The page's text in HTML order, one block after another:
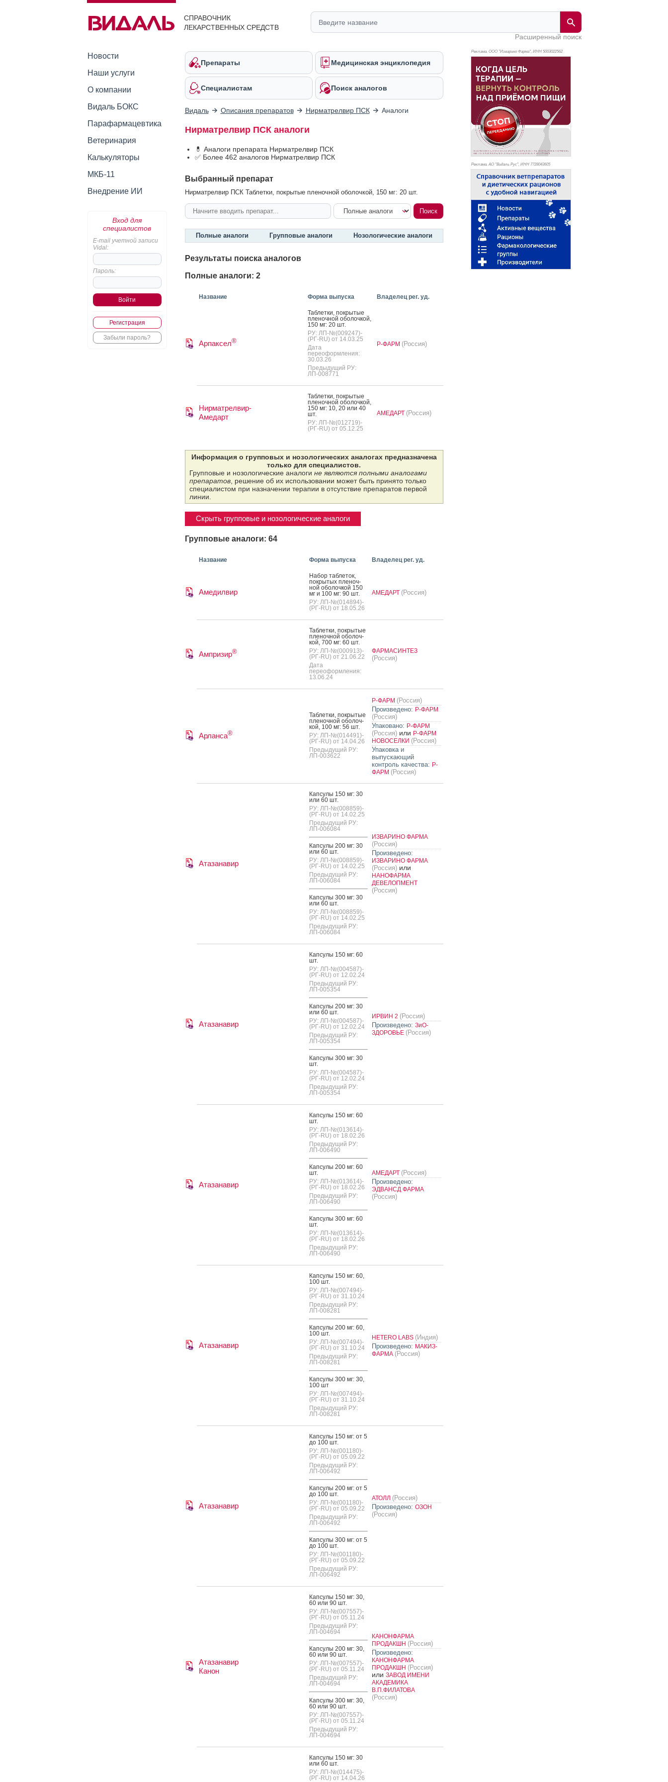
СПРАВОЧНИК
ЛЕКАРСТВЕННЫХ СРЕДСТВ
Расширенный поиск
Новости
Наши услуги
О компании
Видаль БОКС
Парафармацевтика
Ветеринария
Калькуляторы
МКБ-11
Внедрение ИИ
Вход для
специалистов
E-mail учетной записи
Vidal:
Пароль:
Регистрация
Забыли пароль?
Препараты Медицинская энциклопедия
Специалистам Поиск аналогов
Видаль Описания препаратов Нирматрелвир ПСК Аналоги
Нирматрелвир ПСК аналоги
💊 Аналоги препарата Нирматрелвир ПСК
✅ Более 462 аналогов Нирматрелвир ПСК
Выбранный препарат
Нирматрелвир ПСК Таблетки, покрытые пленочной оболочкой, 150 мг: 20 шт.
Полные аналоги Групповые аналоги Нозологические аналоги
Результаты поиска аналогов
Полные аналоги: 2
Название Форма выпуска Владелец рег. уд.
Арпаксел®
Таб­летки, пок­ры­тые
пле­ноч­ной обо­лоч­кой,
150 мг: 20 шт.
РУ: ЛП-№(009247)-
(РГ-RU) от 14.03.25
Дата
переоформления:
30.03.26
Предыдущий РУ:
ЛП-008771
Р-ФАРМ (Россия)
Нирматрелвир-
Амедарт
Таб­летки, пок­ры­тые
пле­ноч­ной обо­лоч­кой,
150 мг: 10, 20 или 40
шт.
РУ: ЛП-№(012719)-
(РГ-RU) от 05.12.25
АМЕДАРТ (Россия)
Информация о групповых и нозологических аналогах предназначена
только для специалистов.
Групповые и нозологические аналоги не являются полными аналогами
препаратов, решение об их использовании может быть принято только
специалистом при назначении терапии в отсутствие препаратов первой
линии.
Скрыть групповые и нозологические аналоги
Групповые аналоги: 64
Название Форма выпуска Владелец рег. уд.
Амедилвир
На­бор таб­ле­ток,
пок­ры­тых пле­ноч­
ной обо­лоч­кой 150
мг и 100 мг: 90 шт.
РУ: ЛП-№(014894)-
(РГ-RU) от 18.05.26
АМЕДАРТ (Россия)
Ампризир®
Таб­летки, пок­ры­тые
пле­ноч­ной обо­лоч­
кой, 700 мг: 60 шт.
РУ: ЛП-№(000913)-
(РГ-RU) от 21.06.22
Дата
переоформления:
13.06.24
ФАРМАСИНТЕЗ
(Россия)
Арланса®
Таб­летки, пок­ры­тые
пле­ноч­ной обо­лоч­
кой, 100 мг: 56 шт.
РУ: ЛП-№(014491)-
(РГ-RU) от 14.04.26
Предыдущий РУ:
ЛП-003622
Р-ФАРМ (Россия)
Произведено: Р-ФАРМ
(Россия)
Упаковано: Р-ФАРМ
(Россия)или Р-ФАРМ
НОВОСЕЛКИ (Россия)
Упаковка и
выпускающий
контроль качества: Р-
ФАРМ (Россия)
Атазанавир
Кап­су­лы 150 мг: 30
или 60 шт.
РУ: ЛП-№(008859)-
(РГ-RU) от 14.02.25
Предыдущий РУ:
ЛП-006084
Кап­су­лы 200 мг: 30
или 60 шт.
РУ: ЛП-№(008859)-
(РГ-RU) от 14.02.25
Предыдущий РУ:
ЛП-006084
Кап­су­лы 300 мг: 30
или 60 шт.
РУ: ЛП-№(008859)-
(РГ-RU) от 14.02.25
Предыдущий РУ:
ЛП-006084
ИЗВАРИНО ФАРМА
(Россия)
Произведено:
ИЗВАРИНО ФАРМА
(Россия)или
НАНОФАРМА
ДЕВЕЛОПМЕНТ
(Россия)
Атазанавир
Кап­су­лы 150 мг: 60
шт.
РУ: ЛП-№(004587)-
(РГ-RU) от 12.02.24
Предыдущий РУ:
ЛП-005354
Кап­су­лы 200 мг: 30
или 60 шт.
РУ: ЛП-№(004587)-
(РГ-RU) от 12.02.24
Предыдущий РУ:
ЛП-005354
Кап­су­лы 300 мг: 30
шт.
РУ: ЛП-№(004587)-
(РГ-RU) от 12.02.24
Предыдущий РУ:
ЛП-005354
ИРВИН 2 (Россия)
Произведено: ЗиО-
ЗДОРОВЬЕ (Россия)
Атазанавир
Кап­су­лы 150 мг: 60
шт.
РУ: ЛП-№(013614)-
(РГ-RU) от 18.02.26
Предыдущий РУ:
ЛП-006490
Кап­су­лы 200 мг: 60
шт.
РУ: ЛП-№(013614)-
(РГ-RU) от 18.02.26
Предыдущий РУ:
ЛП-006490
Кап­су­лы 300 мг: 60
шт.
РУ: ЛП-№(013614)-
(РГ-RU) от 18.02.26
Предыдущий РУ:
ЛП-006490
АМЕДАРТ (Россия)
Произведено:
ЭДВАНСД ФАРМА
(Россия)
Атазанавир
Кап­су­лы 150 мг: 60,
100 шт.
РУ: ЛП-№(007494)-
(РГ-RU) от 31.10.24
Предыдущий РУ:
ЛП-008281
Кап­су­лы 200 мг: 60,
100 шт.
РУ: ЛП-№(007494)-
(РГ-RU) от 31.10.24
Предыдущий РУ:
ЛП-008281
Кап­су­лы 300 мг: 30,
100 шт
РУ: ЛП-№(007494)-
(РГ-RU) от 31.10.24
Предыдущий РУ:
ЛП-008281
HETERO LABS (Индия)
Произведено: МАКИЗ-
ФАРМА (Россия)
Атазанавир
Кап­су­лы 150 мг: от 5
до 100 шт.
РУ: ЛП-№(001180)-
(РГ-RU) от 05.09.22
Предыдущий РУ:
ЛП-006492
Кап­су­лы 200 мг: от 5
до 100 шт.
РУ: ЛП-№(001180)-
(РГ-RU) от 05.09.22
Предыдущий РУ:
ЛП-006492
Кап­су­лы 300 мг: от 5
до 100 шт.
РУ: ЛП-№(001180)-
(РГ-RU) от 05.09.22
Предыдущий РУ:
ЛП-006492
АТОЛЛ (Россия)
Произведено: ОЗОН
(Россия)
Атазанавир
Канон
Кап­су­лы 150 мг: 30,
60 или 90 шт.
РУ: ЛП-№(007557)-
(РГ-RU) от 05.11.24
Предыдущий РУ:
ЛП-004694
Кап­су­лы 200 мг: 30,
60 или 90 шт.
РУ: ЛП-№(007557)-
(РГ-RU) от 05.11.24
Предыдущий РУ:
ЛП-004694
Кап­су­лы 300 мг: 30,
60 или 90 шт.
РУ: ЛП-№(007557)-
(РГ-RU) от 05.11.24
Предыдущий РУ:
ЛП-004694
КАНОНФАРМА
ПРОДАКШН (Россия)
Произведено:
КАНОНФАРМА
ПРОДАКШН (Россия)
или ЗАВОД ИМЕНИ
АКАДЕМИКА
В.П.ФИЛАТОВА
(Россия)
Кап­су­лы 150 мг: 30
или 60 шт.
РУ: ЛП-№(014475)-
(РГ-RU) от 14.04.26
Реклама. ООО "Изварино Фарма", ИНН 5003022562
Реклама. АО "Видаль Рус", ИНН 7728043605